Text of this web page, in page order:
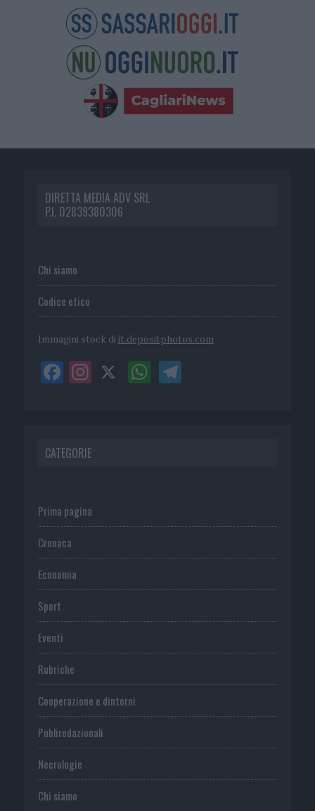
DIRETTA MEDIA ADV SRL
P.I. 02839380306
Chi siamo
Codice etico
Immagini stock di it.depositphotos.com
CATEGORIE
Prima pagina
Cronaca
Economia
Sport
Eventi
Rubriche
Cooperazione e dintorni
Publiredazionali
Necrologie
Chi siamo